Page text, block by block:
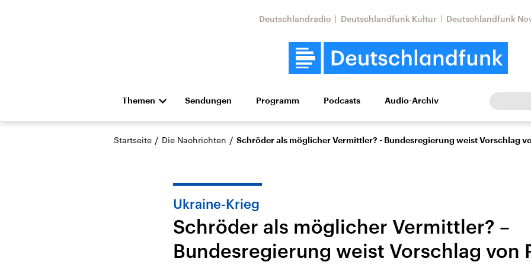
Deutschlandradio Deutschlandfunk Kultur Deutschlandfunk
Themen
Die Nachrichten Politik Wirtschaft Wissen Kultur Europa
Hörspiel und Feature Musik
Landtagswahl Sachsen-
Anhalt 2026
USA
Aktuelle Beiträge,
Nahostkonflikt
Aktuelle Lage und
Iran
Aktuelle Lage und
Sendungen Programm Podcasts Audio-Archiv
Startseite / Die Nachrichten / Schröder als möglicher Vermittler? - Bundesregierung weist Vorschlag
Ukraine-Krieg
Schröder als möglicher Vermittler? –
Bundesregierung weist Vorschlag von